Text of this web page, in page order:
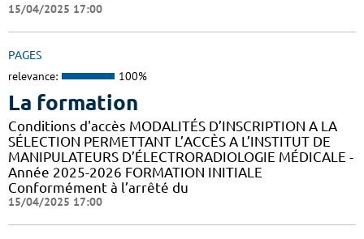
15/04/2025 17:00
PAGES
relevance: 100%
La formation
Conditions d'accès MODALITÉS D’INSCRIPTION A LA
SÉLECTION PERMETTANT L’ACCÈS A L’INSTITUT DE
MANIPULATEURS D’ÉLECTRORADIOLOGIE MÉDICALE -
Année 2025-2026 FORMATION INITIALE
Conformément à l’arrêté du
15/04/2025 17:00